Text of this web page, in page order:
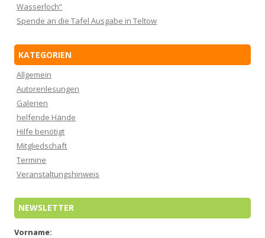
Wasserloch“
Spende an die Tafel Ausgabe in Teltow
KATEGORIEN
Allgemein
Autorenlesungen
Galerien
helfende Hände
Hilfe benötigt
Mitgliedschaft
Termine
Veranstaltungshinweis
NEWSLETTER
Vorname: